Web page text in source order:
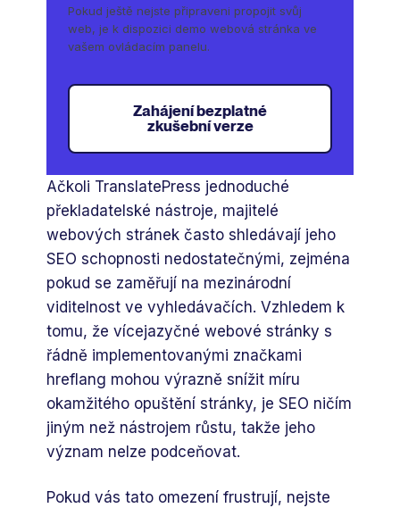
Ačkoli TranslatePress jednoduché
překladatelské nástroje, majitelé
webových stránek často shledávají jeho
SEO schopnosti nedostatečnými, zejména
pokud se zaměřují na mezinárodní
viditelnost ve vyhledávačích. Vzhledem k
tomu, že vícejazyčné webové stránky s
řádně implementovanými značkami
hreflang mohou výrazně snížit míru
okamžitého opuštění stránky, je SEO ničím
jiným než nástrojem růstu, takže jeho
význam nelze podceňovat.
Pokud vás tato omezení frustrují, nejste
Pokud ještě nejste připraveni propojit svůj
web, je k dispozici demo webová stránka ve
vašem ovládacím panelu.
Zahájení bezplatné
zkušební verze